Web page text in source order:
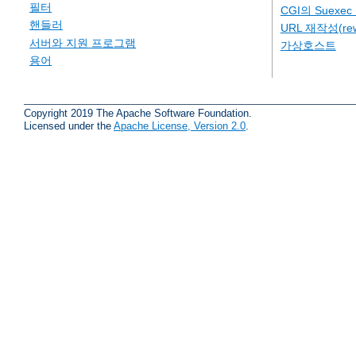
필터
핸들러
서버와 지원 프로그램
용어
CGI의 Suexec
URL 재작성
가상호스트
Copyright 2019 The Apache Software Foundation.
Licensed under the Apache License, Version 2.0